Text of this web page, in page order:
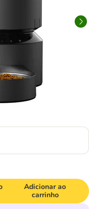
Adicionar ao
carrinho